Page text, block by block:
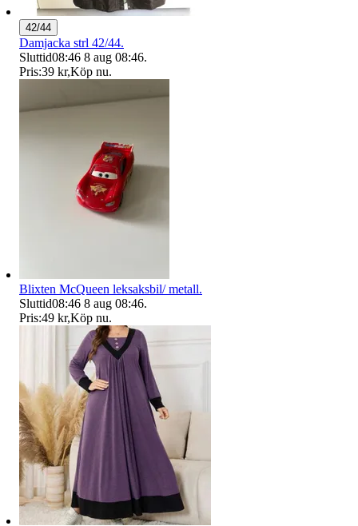
42/44
Damjacka strl 42/44.
Sluttid08:46 8 aug 08:46.
Pris:39 kr,Köp nu.
Blixten McQueen leksaksbil/ metall.
Sluttid08:46 8 aug 08:46.
Pris:49 kr,Köp nu.